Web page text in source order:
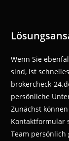
Wenn Sie
sind, ist
brokercheck-
persönliche
Zunächst
Kontaktformular
Team persönlich